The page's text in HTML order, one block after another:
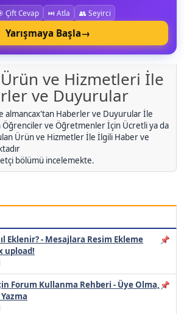
Çift Cevap ⏭️ Atla 👥 Seyirci
Yarışmaya Başla→
ve Hizmetleri İle
ve Duyurular
almancax'tan Haberler ve Duyurular İle
Öğrenciler ve Öğretmenler İçin Ücretli ya da
Ürün ve Hizmetler İle İlgili Haber ve
bölümü incelemekte.
Eklenir? - Mesajlara Resim Ekleme
upload!
Forum Kullanma Rehberi - Üye Olma,